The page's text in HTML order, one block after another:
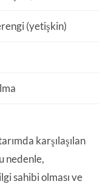
(yetişkin)
karşılaşılan
nedenle,
sahibi olması ve